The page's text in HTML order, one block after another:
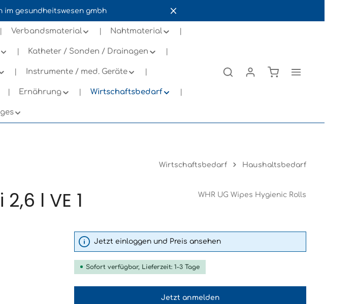
im gesundheitswesen gmbh
Verbandsmaterial Nahtmaterial
Katheter / Sonden / Drainagen
Instrumente / med. Geräte
Ernährung Wirtschaftsbedarf
Wirtschaftsbedarf Haushaltsbedarf
l VE 1 WHR UG Wipes Hygienic Rolls
Jetzt einloggen und Preis ansehen
Sofort verfügbar, Lieferzeit: 1-3 Tage
Jetzt anmelden